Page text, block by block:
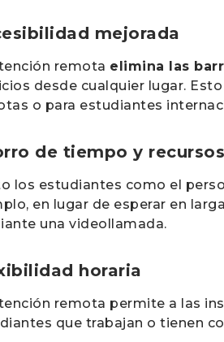
mejorada
remota elimina las
desde cualquier lugar.
o para estudiantes
de tiempo y recursos
los estudiantes como el
en lugar de esperar en
una videollamada.
horaria
remota permite a las
que trabajan o tienen